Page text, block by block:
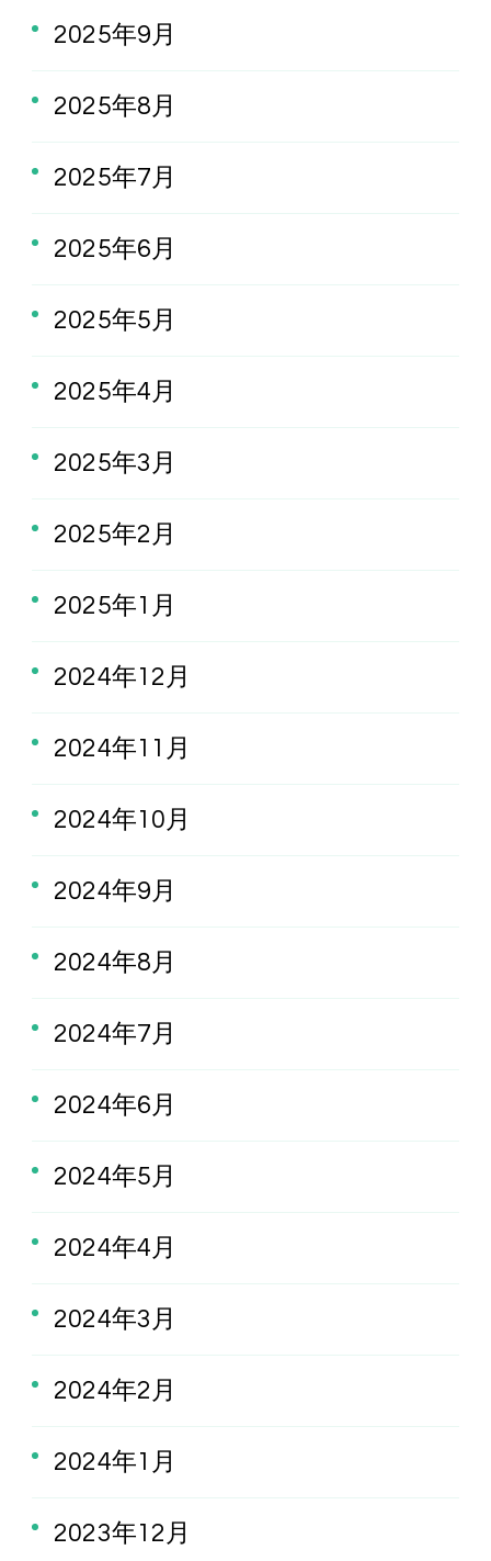
2025年9月
2025年8月
2025年7月
2025年6月
2025年5月
2025年4月
2025年3月
2025年2月
2025年1月
2024年12月
2024年11月
2024年10月
2024年9月
2024年8月
2024年7月
2024年6月
2024年5月
2024年4月
2024年3月
2024年2月
2024年1月
2023年12月